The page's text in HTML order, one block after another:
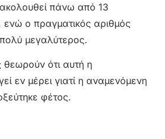
πάνω από 13
ενώ ο πραγματικός αριθμός
πολύ μεγαλύτερος.
θεωρούν ότι αυτή η
εν μέρει γιατί η αναμενόμενη
φέτος.